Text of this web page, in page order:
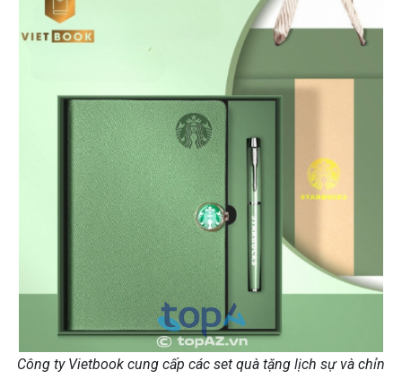
Công ty Vietbook cung cấp các set quà tặng lịch sự và chỉn